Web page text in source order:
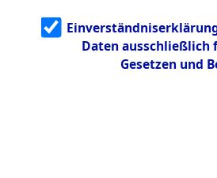
g
5.3.3
Todesmärsch
Daten ausschließlich
Gesetzen und